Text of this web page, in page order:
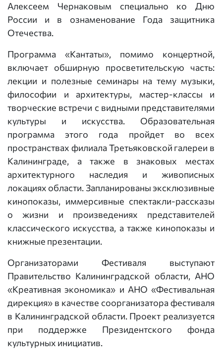
Алексеем Чернаковым специально ко Дню
России и в ознаменование Года защитника
Отечества.
Программа «Кантаты», помимо концертной,
включает обширную просветительскую часть:
лекции и полезные семинары на тему музыки,
философии и архитектуры, мастер-классы и
творческие встречи с видными представителями
культуры и искусства. Образовательная
программа этого года пройдет во всех
пространствах филиала Третьяковской галереи в
Калининграде, а также в знаковых местах
архитектурного наследия и живописных
локациях области. Запланированы эксклюзивные
кинопоказы, иммерсивные спектакли-рассказы
о жизни и произведениях представителей
классического искусства, а также кинопоказы и
книжные презентации.
Организаторами Фестиваля выступают
Правительство Калининградской области, АНО
«Креативная экономика» и АНО «Фестивальная
дирекция» в качестве соорганизатора фестиваля
в Калининградской области. Проект реализуется
при поддержке Президентского фонда
культурных инициатив.